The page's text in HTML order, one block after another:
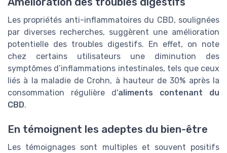
Les propriétés anti-inflammatoires du CBD, soulignées
par diverses recherches, suggèrent une amélioration
potentielle des troubles digestifs. En effet, on note
chez certains utilisateurs une diminution des
symptômes d’inflammations intestinales, tels que ceux
liés à la maladie de Crohn, à hauteur de 30% après la
consommation régulière d'aliments contenant du
CBD.
En témoignent les adeptes du bien-être
Les témoignages sont multiples et souvent positifs